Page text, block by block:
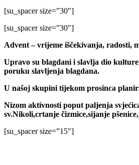
[su_spacer size=”30″]
[su_spacer size=”30″]
Advent – vrijeme iščekivanja, radosti,
Upravo su blagdani i slavlja dio
poruku slavljenja blagdana.
U našoj skupini tijekom prosinca
Nizom aktivnosti poput paljenja
sv.Nikoli,crtanje čizmice,sijanje
[su_spacer size=”15″]